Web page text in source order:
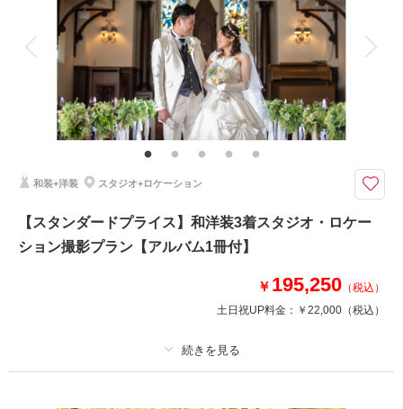
相談予約する
来店・オンライン
撮影日の空き
を確認する
アルバム 2 P データ 2 カット 台紙付写真
衣装追加 会食 挙式
家族と撮影 家族用衣装レンタル ペットと撮影
その他含むもの
家族写真・ペットとの撮影・出張撮影もご相談ください。（要別途料金）
衣装2着、王道カット撮影|基本の写真をしっかりと残せます
プランに含まれるもの
●新婦ヘアセット・メイク2回分
●着付け・着替え
年代問わず好まれるレザー台紙のお渡しです。
相談予約する 撮影日の空き
和装+洋装 スタジオ+ロケーション
【スタンダードプライス】和洋装3着スタジオ・ロケー
ション撮影プラン【アルバム1冊付】
￥ 195,250 （税込）
土日祝UP料金： ￥22,000 （税込）